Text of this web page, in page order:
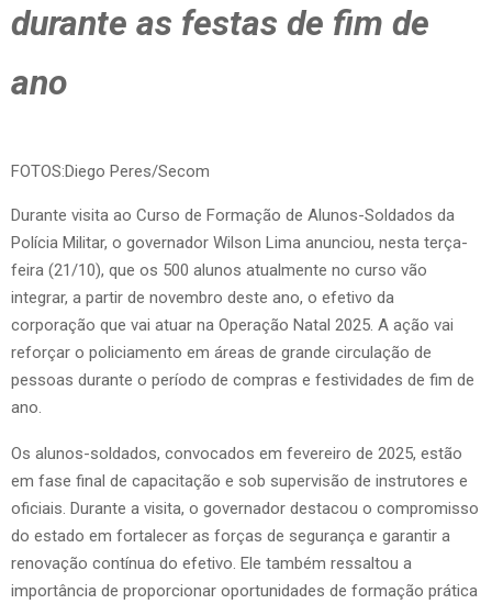
durante as festas de fim de
ano
FOTOS:Diego Peres/Secom
Durante visita ao Curso de Formação de Alunos-Soldados da
Polícia Militar, o governador Wilson Lima anunciou, nesta terça-
feira (21/10), que os 500 alunos atualmente no curso vão
integrar, a partir de novembro deste ano, o efetivo da
corporação que vai atuar na Operação Natal 2025. A ação vai
reforçar o policiamento em áreas de grande circulação de
pessoas durante o período de compras e festividades de fim de
ano.
Os alunos-soldados, convocados em fevereiro de 2025, estão
em fase final de capacitação e sob supervisão de instrutores e
oficiais. Durante a visita, o governador destacou o compromisso
do estado em fortalecer as forças de segurança e garantir a
renovação contínua do efetivo. Ele também ressaltou a
importância de proporcionar oportunidades de formação prática